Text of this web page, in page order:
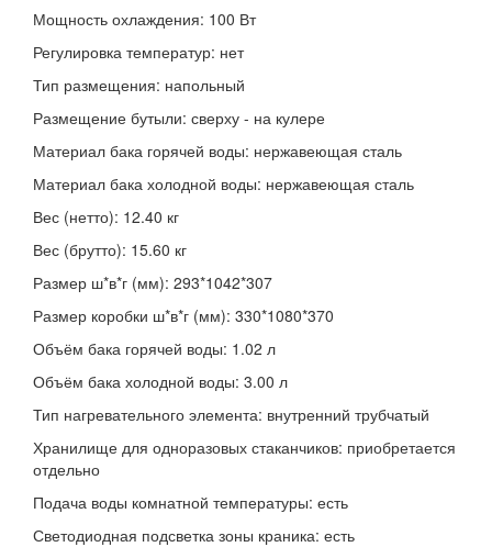
Мощность охлаждения: 100 Вт
Регулировка температур: нет
Тип размещения: напольный
Размещение бутыли: сверху - на кулере
Материал бака горячей воды: нержавеющая сталь
Материал бака холодной воды: нержавеющая сталь
Вес (нетто): 12.40 кг
Вес (брутто): 15.60 кг
Размер ш*в*г (мм): 293*1042*307
Размер коробки ш*в*г (мм): 330*1080*370
Объём бака горячей воды: 1.02 л
Объём бака холодной воды: 3.00 л
Тип нагревательного элемента: внутренний трубчатый
Хранилище для одноразовых стаканчиков: приобретается
отдельно
Подача воды комнатной температуры: есть
Светодиодная подсветка зоны краника: есть